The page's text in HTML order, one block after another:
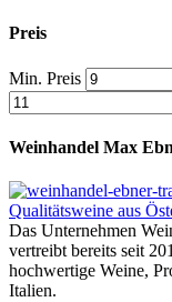
Preis
Min. Preis
Weinhandel Max
Qualitätsweine aus
Das Unternehmen
vertreibt bereits seit
hochwertige Weine,
Italien.